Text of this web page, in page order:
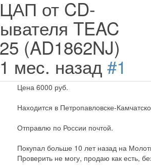
от CD-
TEAC
(AD1862NJ)
мес. назад #1
Цена 6000 руб.
Находится в Петропавловске-
Отправлю по России почтой.
Покупал больше 10 лет назад на
Проверить не могу, продаю как есть,